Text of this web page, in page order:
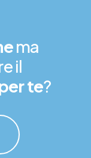
ma
il
te?